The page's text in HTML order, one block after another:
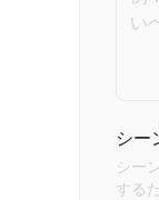
シー
シー
する